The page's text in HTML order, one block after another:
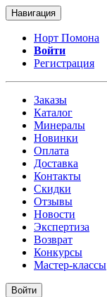
Навигация
Норт Помона
Войти
Регистрация
Заказы
Каталог
Минералы
Новинки
Оплата
Доставка
Контакты
Скидки
Отзывы
Новости
Экспертиза
Возврат
Конкурсы
Мастер-классы
Войти